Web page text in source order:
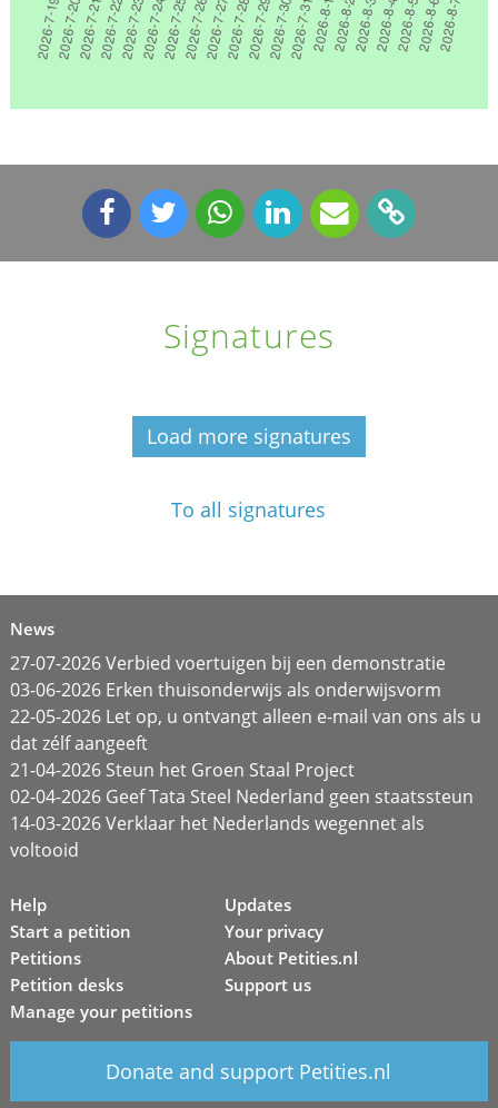
Signatures
Load more signatures
To all signatures
News
27-07-2026 Verbied voertuigen bij een demonstratie
03-06-2026 Erken thuisonderwijs als onderwijsvorm
22-05-2026 Let op, u ontvangt alleen e-mail van ons als u
dat zélf aangeeft
21-04-2026 Steun het Groen Staal Project
02-04-2026 Geef Tata Steel Nederland geen staatssteun
14-03-2026 Verklaar het Nederlands wegennet als
voltooid
Help
Start a petition
Petitions
Petition desks
Manage your petitions
Updates
Your privacy
About Petities.nl
Support us
Donate and support Petities.nl